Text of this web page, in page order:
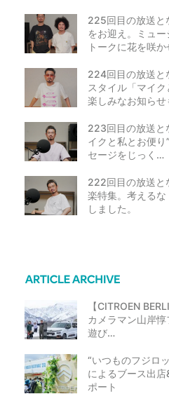
225回目の放送と
をお迎え。ミュ
トークに花を咲
224回目の放送と
スタイル「マイ
楽しみなお知ら
223回目の放送と
イクと私とお便
セージをじっく…
222回目の放送と
楽特集。考えるな
しました。
【CITROEN
カメラマン山岸
遊び…
“いつものフジロ
によるブース出
ポート